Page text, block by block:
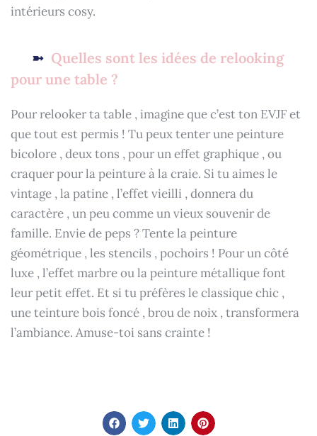
intérieurs cosy.
Quelles sont les idées de relooking
pour une table ?
Pour relooker ta table , imagine que c’est ton EVJF et
que tout est permis ! Tu peux tenter une peinture
bicolore , deux tons , pour un effet graphique , ou
craquer pour la peinture à la craie. Si tu aimes le
vintage , la patine , l’effet vieilli , donnera du
caractère , un peu comme un vieux souvenir de
famille. Envie de peps ? Tente la peinture
géométrique , les stencils , pochoirs ! Pour un côté
luxe , l’effet marbre ou la peinture métallique font
leur petit effet. Et si tu préfères le classique chic ,
une teinture bois foncé , brou de noix , transformera
l’ambiance. Amuse-toi sans crainte !